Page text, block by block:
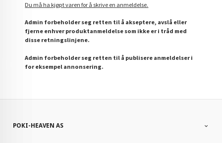
Du må ha kjøpt varen for å skrive en anmeldelse.
Admin forbeholder seg retten til å akseptere, avslå eller
fjerne enhver produktanmeldelse som ikke er i tråd med
disse retningslinjene.
Admin forbeholder seg retten til å publisere anmeldelser i
for eksempel annonsering.
POKI-HEAVEN AS